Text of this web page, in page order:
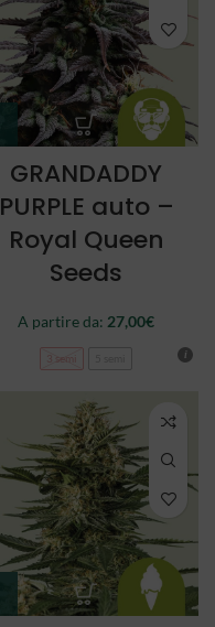
GRANDADDY
PURPLE auto –
Royal Queen
Seeds
A partire da: 27,00€
3 semi